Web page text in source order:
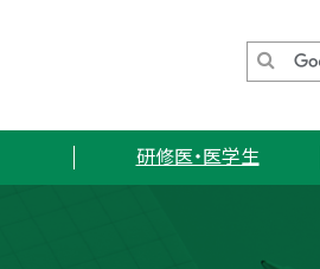
研修医・医学生